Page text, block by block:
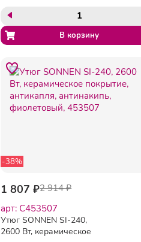
-38%
1 807 ₽2 914 ₽
арт: C453507
Утюг SONNEN SI-240,
2600 Вт, керамическое